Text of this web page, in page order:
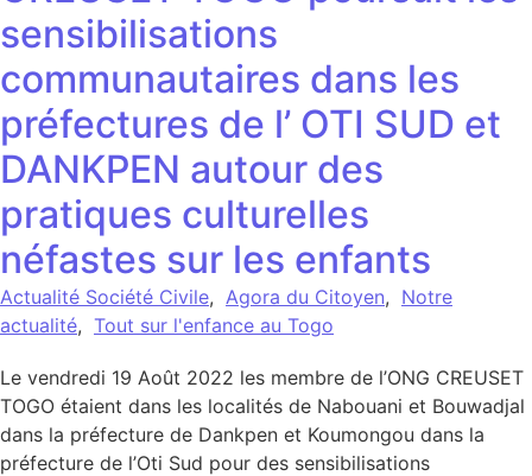
sensibilisations
communautaires dans les
préfectures de l’ OTI SUD et
DANKPEN autour des
pratiques culturelles
néfastes sur les enfants
Actualité Société Civile, Agora du Citoyen, Notre
actualité, Tout sur l'enfance au Togo
Le vendredi 19 Août 2022 les membre de l’ONG CREUSET
TOGO étaient dans les localités de Nabouani et Bouwadjal
dans la préfecture de Dankpen et Koumongou dans la
préfecture de l’Oti Sud pour des sensibilisations